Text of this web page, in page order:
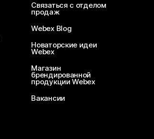
Связаться с отделом
продаж
Webex Blog
Новаторские идеи
Webex
Магазин
брендированной
продукции Webex
Вакансии